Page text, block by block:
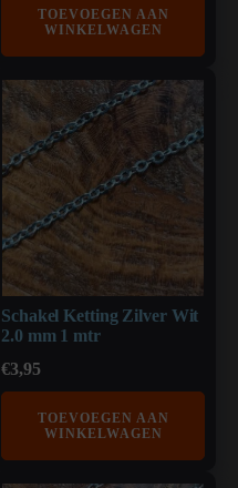
TOEVOEGEN AAN
WINKELWAGEN
Schakel Ketting Zilver Wit
2.0 mm 1 mtr
€3,95
TOEVOEGEN AAN
WINKELWAGEN